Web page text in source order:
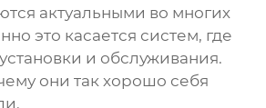
актуальными во многих
это касается систем, где
и обслуживания.
они так хорошо себя